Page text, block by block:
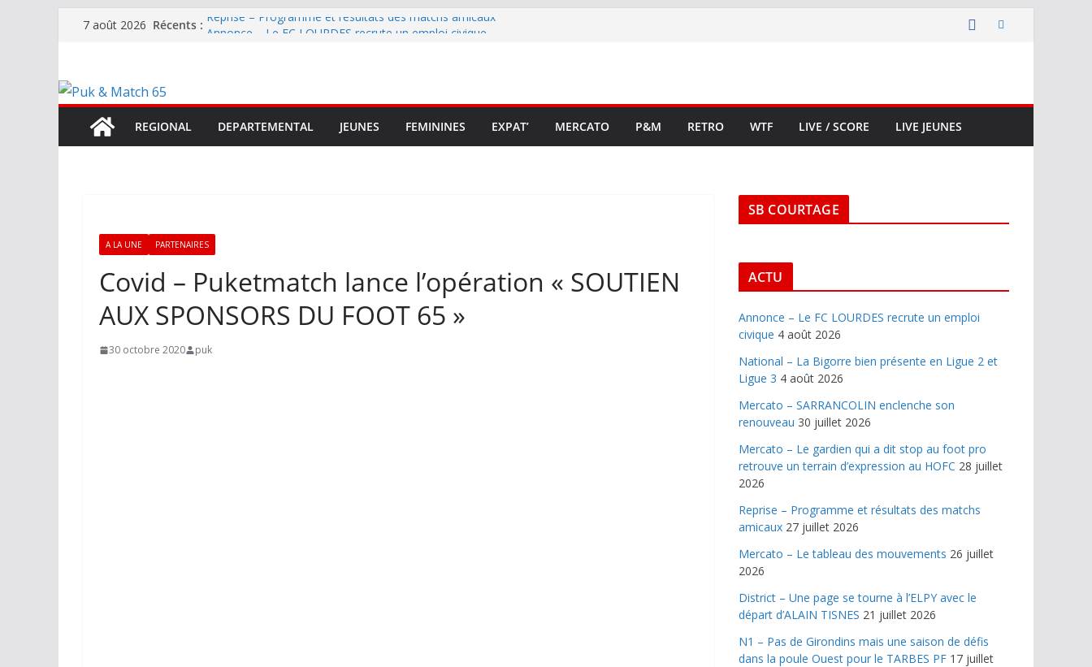
Passer7 août 2026 Récents : Reprise – Programme et résultats des matchs amicaux
terrain d’expression au HOFC
REGIONAL
DEPARTEMENTAL JEUNES FEMININES EXPAT’ MERCATO P&M RETRO WTF LIVE / SCORE LIVE JEUNES
A LA UNE PARTENAIRES
Covid – Puketmatch lance l’opération « SOUTIEN
AUX SPONSORS DU FOOT 65 »
30 octobre 2020 puk
SB COURTAGE
ACTU
Annonce – Le FC LOURDES recrute un emploi
civique 4 août 2026
National – La Bigorre bien présente en Ligue 2 et
Ligue 3 4 août 2026
Mercato – SARRANCOLIN enclenche son
renouveau 30 juillet 2026
Mercato – Le gardien qui a dit stop au foot pro
retrouve un terrain d’expression au HOFC 28 juillet
2026
Reprise – Programme et résultats des matchs
amicaux 27 juillet 2026
Mercato – Le tableau des mouvements 26 juillet
2026
District – Une page se tourne à l’ELPY avec le
départ d’ALAIN TISNES 21 juillet 2026
N1 – Pas de Girondins mais une saison de défis
dans la poule Ouest pour le TARBES PF 17 juillet